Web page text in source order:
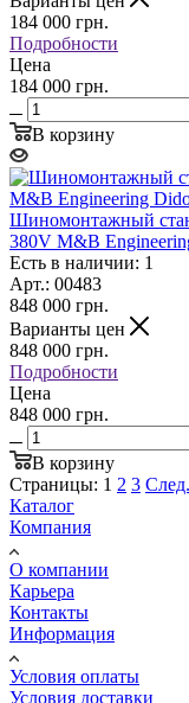
184 000 грн.
Подробности
Цена
184 000 грн.
В корзину
Шиномонтажный
380V M&B
Есть в наличии: 1
Арт.: 00483
848 000 грн.
Варианты цен
848 000 грн.
Подробности
Цена
848 000 грн.
В корзину
Страницы: 1 2 3 След.
Каталог
Компания
О компании
Карьера
Контакты
Информация
Условия оплаты
Условия доставки